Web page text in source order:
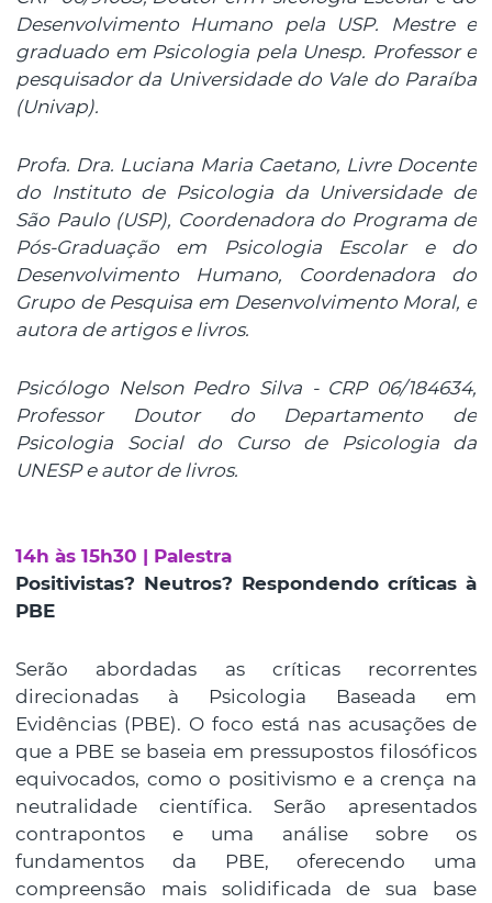
Desenvolvimento Humano pela USP. Mestre e
graduado em Psicologia pela Unesp. Professor e
pesquisador da Universidade do Vale do Paraíba
(Univap).
Profa. Dra. Luciana Maria Caetano, Livre Docente
do Instituto de Psicologia da Universidade de
São Paulo (USP), Coordenadora do Programa de
Pós-Graduação em Psicologia Escolar e do
Desenvolvimento Humano, Coordenadora do
Grupo de Pesquisa em Desenvolvimento Moral, e
autora de artigos e livros.
Psicólogo Nelson Pedro Silva - CRP 06/184634,
Professor Doutor do Departamento de
Psicologia Social do Curso de Psicologia da
UNESP e autor de livros.
14h às 15h30 | Palestra
Positivistas? Neutros? Respondendo críticas à
PBE
Serão abordadas as críticas recorrentes
direcionadas à Psicologia Baseada em
Evidências (PBE). O foco está nas acusações de
que a PBE se baseia em pressupostos filosóficos
equivocados, como o positivismo e a crença na
neutralidade científica. Serão apresentados
contrapontos e uma análise sobre os
fundamentos da PBE, oferecendo uma
compreensão mais solidificada de sua base